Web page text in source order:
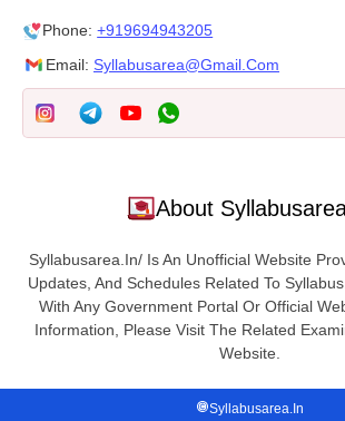
Phone:+919694943205
Email: Syllabusarea@gmail.com
About
Syllabusarea.in/ Is An Unofficial Website
Updates, And Schedules Related To
With Any Government Portal Or Official
Information, Please Visit The Related
Website.
Syllabusarea.in